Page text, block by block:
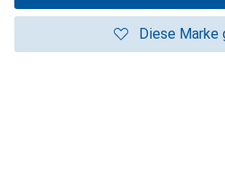
Diese